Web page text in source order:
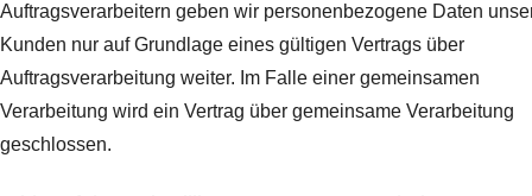
Auftragsverarbeitern geben wir personenbezogene Daten
Kunden nur auf Grundlage eines gültigen Vertrags über
Auftragsverarbeitung weiter. Im Falle einer gemeinsamen
Verarbeitung wird ein Vertrag über gemeinsame Verarbeitung
geschlossen.